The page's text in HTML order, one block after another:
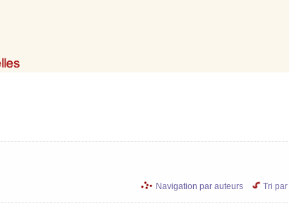
Navigation par auteurs Tri par